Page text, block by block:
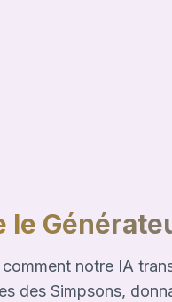
notre IA
des Simpsons,